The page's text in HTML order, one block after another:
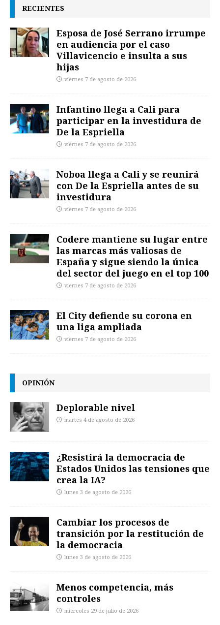
RECIENTES
Esposa de José Serrano irrumpe
en audiencia por el caso
Villavicencio e insulta a sus
hijas
viernes 7 de agosto de 2026
Infantino llega a Cali para
participar en la investidura de
De la Espriella
viernes 7 de agosto de 2026
Noboa llega a Cali y se reunirá
con De la Espriella antes de su
investidura
viernes 7 de agosto de 2026
Codere mantiene su lugar entre
las marcas más valiosas de
España y sigue siendo la única
del sector del juego en el top 100
viernes 7 de agosto de 2026
El City defiende su corona en
una liga ampliada
viernes 7 de agosto de 2026
OPINIÓN
Deplorable nivel
martes 4 de agosto de 2026
¿Resistirá la democracia de
Estados Unidos las tensiones que
crea la IA?
lunes 3 de agosto de 2026
Cambiar los procesos de
transición por la restitución de
la democracia
lunes 3 de agosto de 2026
Menos competencia, más
controles
miércoles 29 de julio de 2026